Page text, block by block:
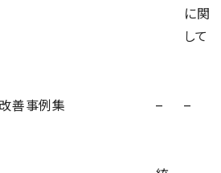
＋
・連携団体・アドバイザーリスト
に関
して
善事例集 – –